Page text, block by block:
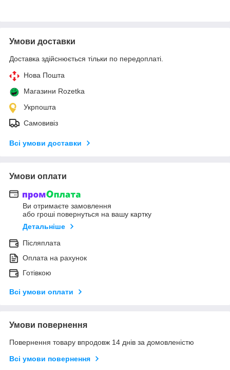
Умови доставки
Доставка здійснюється тільки по передоплаті.
Нова Пошта
Магазини Rozetka
Укрпошта
Самовивіз
Всі умови доставки
Умови оплати
Ви отримаєте замовлення
або гроші повернуться на вашу картку
Детальніше
Післяплата
Оплата на рахунок
Готівкою
Всі умови оплати
Умови повернення
Повернення товару впродовж 14 днів за домовленістю
Всі умови повернення